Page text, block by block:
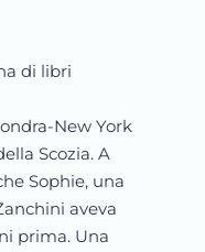
di libri
New York
Scozia. A
Sophie, una
aveva
prima. Una